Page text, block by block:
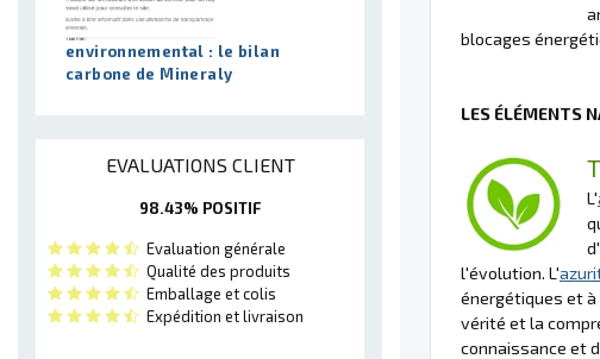
environnemental : le bilan
carbone de Mineraly
EVALUATIONS CLIENT
98.43% POSITIF
Evaluation générale
Qualité des produits
Emballage et colis
Expédition et livraison
blocages
LES ÉLÉMENTS
L'
l'évolution. L'
énergétiques et
vérité et la
connaissance et